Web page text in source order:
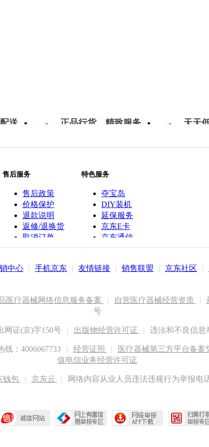
送 正品行货，精致服务 天天
售后服务
售后政策
价格保护
退款说明
返修/退换货
取消订单
特色服务
夺宝岛
DIY装机
延保服务
京东E卡
京东通信
京鱼座智能
中心 | 手机京东 | 友情链接 | 销售联盟 | 京东社区 |
医疗器械网络信息服务备案 | 自营医疗器械经营资质 |
号
网证(京)字150号 | 出版物经营许可证 | 违法和不良信息
线：4006067733 | 经营证照 | 医疗器械第三方平台备案
值电信业务经营许可证
钱包 | 京东云 | 网络内容从业人员违法违规行为举报电